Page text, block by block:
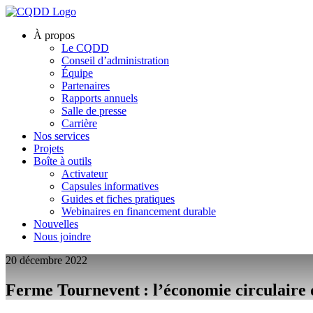
À propos
Le CQDD
Conseil d’administration
Équipe
Partenaires
Rapports annuels
Salle de presse
Carrière
Nos services
Projets
Boîte à outils
Activateur
Capsules informatives
Guides et fiches pratiques
Webinaires en financement durable
Nouvelles
Nous joindre
20 décembre 2022
Ferme Tournevent : l’économie circulaire